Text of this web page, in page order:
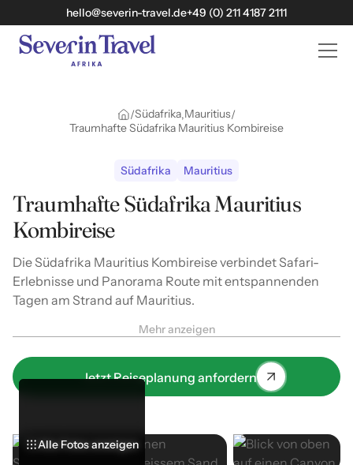
hello@severin-travel.de+49 (0) 211 4187 2111
/Südafrika Mauritius/
Traumhafte Südafrika Mauritius Kombireise
Südafrika Mauritius
Traumhafte Südafrika Mauritius
Kombireise
Die Südafrika Mauritius Kombireise verbindet Safari-
Erlebnisse und Panorama Route mit entspannenden
Tagen am Strand auf Mauritius.
Mehr anzeigen
Jetzt Reiseplanung anfordern
Alle Fotos anzeigen
Alle Fotos anzeigen
Alle Fotos anzeigen